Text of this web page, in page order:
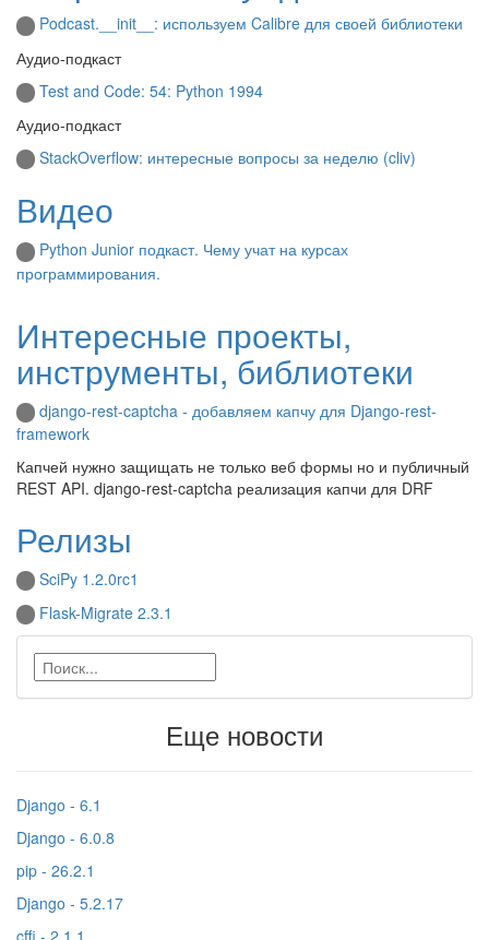
Podcast.__init__: используем Calibre для своей библиотеки
Аудио-подкаст
Test and Code: 54: Python 1994
Аудио-подкаст
StackOverflow: интересные вопросы за неделю (cliv)
Видео
Python Junior подкаст. Чему учат на курсах
программирования.
Интересные проекты,
инструменты, библиотеки
django-rest-captcha - добавляем капчу для Django-rest-
framework
Капчей нужно защищать не только веб формы но и публичный
REST API. django-rest-captcha реализация капчи для DRF
Релизы
SciPy 1.2.0rc1
Flask-Migrate 2.3.1
Еще новости
Django - 6.1
Django - 6.0.8
pip - 26.2.1
Django - 5.2.17